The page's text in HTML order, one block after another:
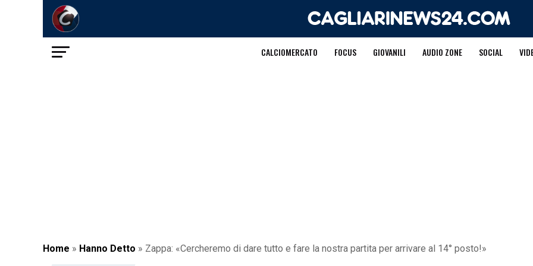
CALCIOMERCATO FOCUS GIOVANILI AUDIO ZONE SOCIAL
Home » Hanno Detto » Zappa: «Cercheremo di dare tutto e fare la nostra partita per arrivare al 14° posto!»